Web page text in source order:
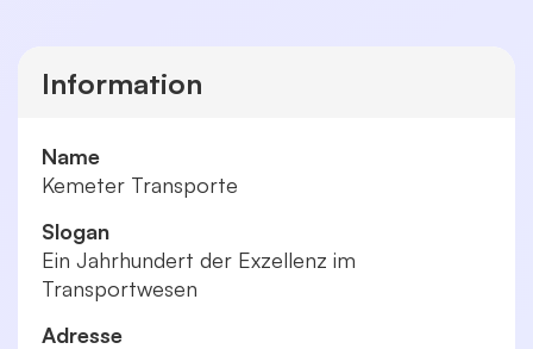
Information
Name
Kemeter Transporte
Slogan
Ein Jahrhundert der Exzellenz im
Transportwesen
Adresse